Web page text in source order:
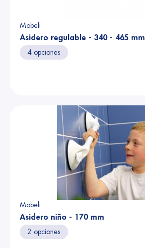
Mobeli
Asidero regulable - 340 - 465 mm
4 opciones
Mobeli
Asidero niño - 170 mm
2 opciones